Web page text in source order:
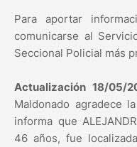
Para aportar
comunicarse al
Seccional Policial más
Actualización 18/05/
Maldonado agradece
informa que
46 años, fue